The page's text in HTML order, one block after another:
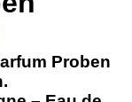
Proben